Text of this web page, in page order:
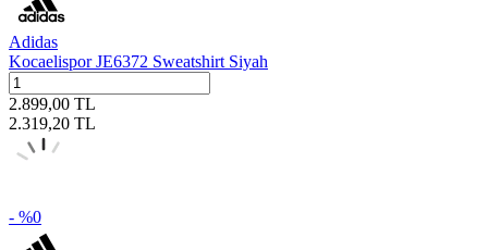
Adidas
Kocaelispor JE6372 Sweatshirt Siyah
2.899,00 TL
2.319,20 TL
- %0